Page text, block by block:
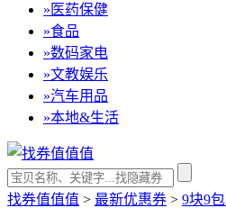
» 医药保健
»食品
»数码家电
»文教娱乐
»汽车用品
»本地&生活
找券值值值 > 最新优惠券 > 9块9